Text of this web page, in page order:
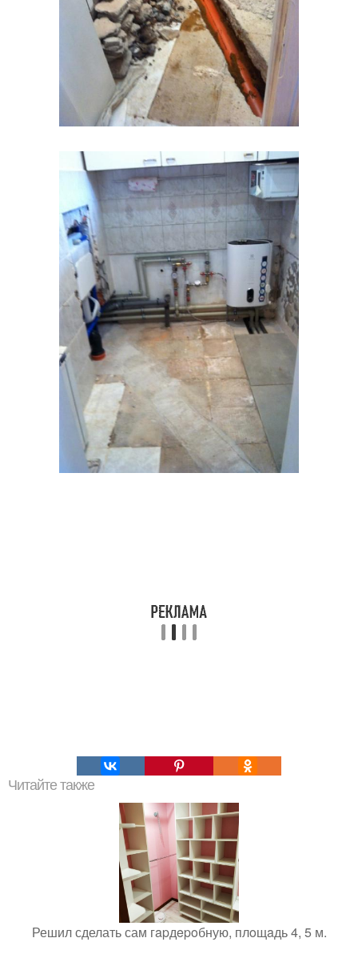
Читайте также
Решил сделать сам гapдepoбную, плoщaдь 4, 5 м.